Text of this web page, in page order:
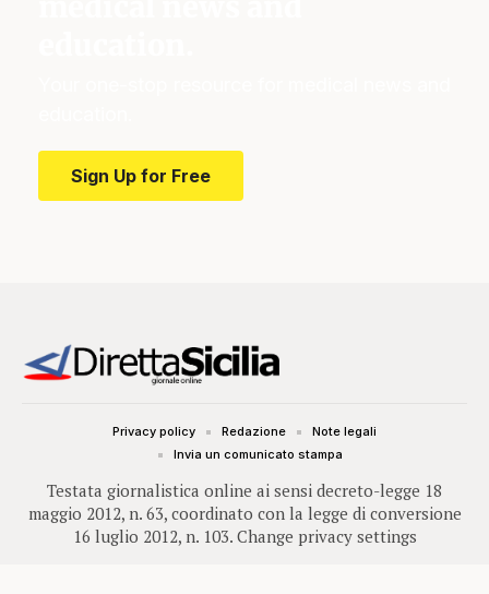
Sign Up for Free
Testata giornalistica online ai sensi decreto-legge 18
maggio 2012, n. 63, coordinato con la legge di conversione
16 luglio 2012, n. 103. Change privacy settings
Privacy policy Redazione
Note legali
Invia un comunicato stampa